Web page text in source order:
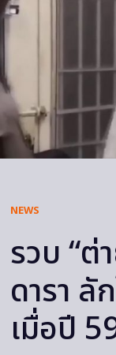
NEWS
รวบ “
ดารา ลั
เมื่อปี